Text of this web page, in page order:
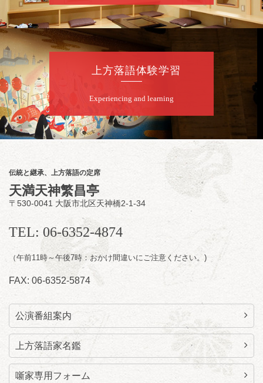
桂九寿玉／露の瑞／桂きん太郎／いわみせい
じ（似顔絵）／桂米之助／桂文太～仲入～露
の眞／笑福亭仁福／幸助福助（漫才）／桂春
★菟道亭配信あり
夜
小痴楽・三語のさるごりら落語会 2026
開演：午後6時（5時30分開場）全席指定
前売3,500円 当日4,000円
お問合せ：FANYチケット 0570-550-
100(10:00～19:00受付)
上方落語体験学習
Experiencing and learning
伝統と継承、上方落語の定席
天満天神繁昌亭
〒530-0041 大阪市北区天神橋2-1-34
TEL: 06-6352-4874
（午前11時～午後7時：おかけ間違いにご注意ください。)
FAX: 06-6352-5874
公演番組案内
上方落語家名鑑
噺家専用フォーム